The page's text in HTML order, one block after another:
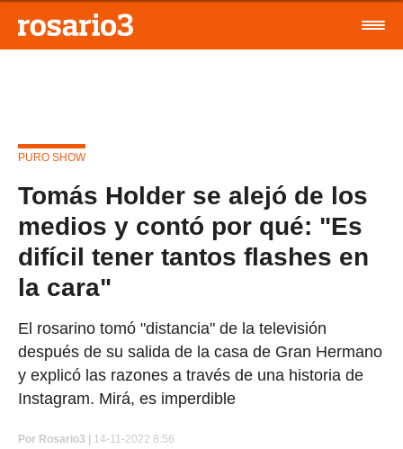
PURO SHOW
Tomás Holder se alejó de los
medios y contó por qué: "Es
difícil tener tantos flashes en
la cara"
El rosarino tomó "distancia" de la televisión
después de su salida de la casa de Gran Hermano
y explicó las razones a través de una historia de
Instagram. Mirá, es imperdible
Por Rosario3 | 14-11-2022 8:56